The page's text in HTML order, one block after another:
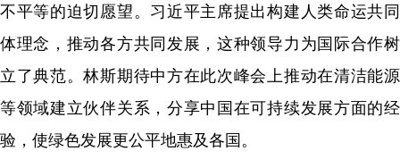
不平等的迫切愿望。习近平主席提出构建人类命运共同
体理念，推动各方共同发展，这种领导力为国际合作树
立了典范。林斯期待中方在此次峰会上推动在清洁能源
等领域建立伙伴关系，分享中国在可持续发展方面的经
验，使绿色发展更公平地惠及各国。